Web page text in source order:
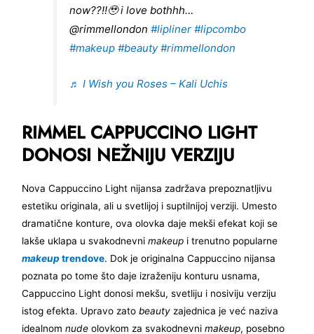
now??!!🥹 i love bothhh…
@rimmellondon#lipliner #lipcombo
#makeup #beauty #rimmellondon
♬ I Wish you Roses – Kali Uchis
RIMMEL CAPPUCCINO LIGHT
DONOSI NEŽNIJU VERZIJU
Nova Cappuccino Light nijansa zadržava prepoznatljivu
estetiku originala, ali u svetlijoj i suptilnijoj verziji. Umesto
dramatične konture, ova olovka daje mekši efekat koji se
lakše uklapa u svakodnevnimakeup i trenutno popularne
makeuptrendove. Dok je originalna Cappuccino nijansa
poznata po tome što daje izraženiju konturu usnama,
Cappuccino Light donosi mekšu, svetliju i nosiviju verziju
istog efekta. Upravo zatobeauty zajednica je već naziva
idealnomnude olovkom za svakodnevnimakeup, posebno